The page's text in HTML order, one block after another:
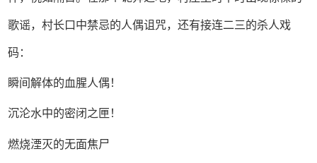
歌谣，村长口中禁忌的人偶诅咒，还有接连二三的杀人戏
码：
瞬间解体的血腥人偶！
沉沦水中的密闭之匣！
燃烧湮灭的无面焦尸